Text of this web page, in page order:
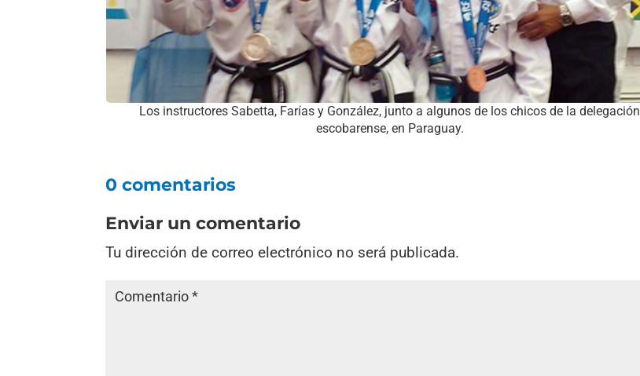
Los instructores Sabetta, Farías y González, junto a algunos de los chicos de la delegación
escobarense, en Paraguay.
0 comentarios
Enviar un comentario
Tu dirección de correo electrónico no será publicada.